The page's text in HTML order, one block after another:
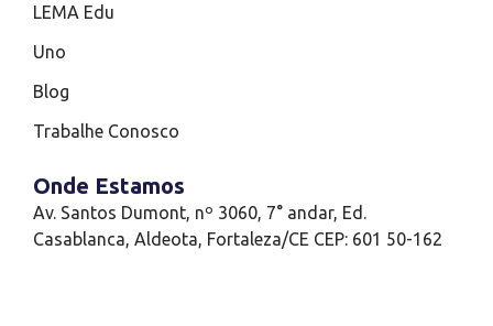
LEMA Edu
Uno
Blog
Trabalhe Conosco
Onde Estamos
Av. Santos Dumont, nº 3060, 7° andar, Ed.
Casablanca, Aldeota, Fortaleza/CE CEP: 601 50-162